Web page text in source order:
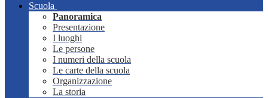
Scuola
Panoramica
Presentazione
I luoghi
Le persone
I numeri della scuola
Le carte della scuola
Organizzazione
La storia